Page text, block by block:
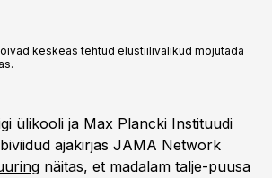
keskeas tehtud elustiilivalikud mõjutada
ülikooli ja Max Plancki Instituudi
ajakirjas JAMA Network
näitas, et madalam talje-puusa